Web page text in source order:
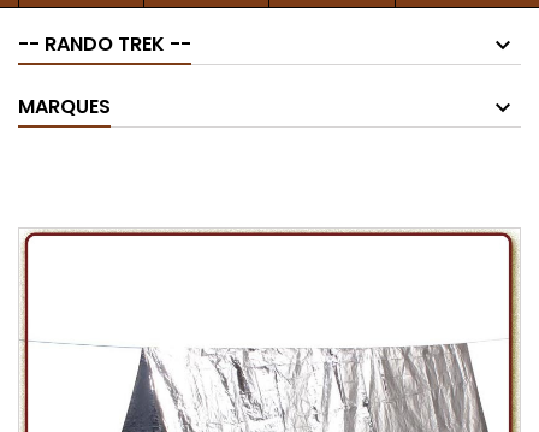
-- RANDO TREK --
MARQUES